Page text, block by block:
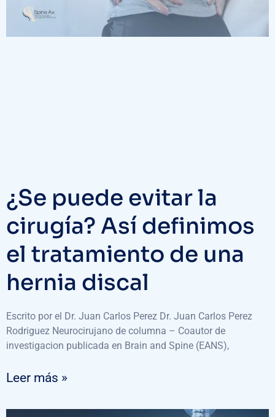
¿Se puede evitar la
cirugía? Así definimos
el tratamiento de una
hernia discal
Escrito por el Dr. Juan Carlos Perez Dr. Juan Carlos Perez
Rodriguez Neurocirujano de columna – Coautor de
investigacion publicada en Brain and Spine (EANS),
Leer más »